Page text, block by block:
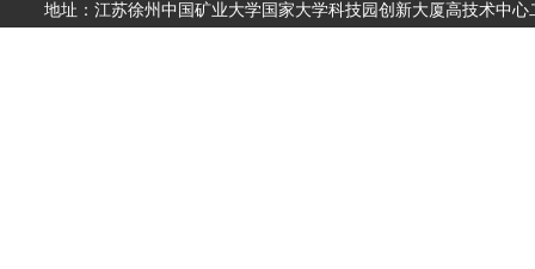
地址：江苏徐州中国矿业大学国家大学科技园创新大厦高技术